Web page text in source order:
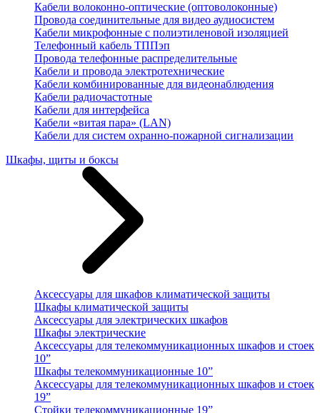
Кабели волоконно-оптические (оптоволоконные)
Провода соединительные для видео аудиосистем
Кабели микрофонные с полиэтиленовой изоляцией
Телефонный кабель ТППэп
Провода телефонные распределительные
Кабели и провода электротехнические
Кабели комбинированные для видеонаблюдения
Кабели радиочастотные
Кабели для интерфейса
Кабели «витая пара» (LAN)
Кабели для систем охранно-пожарной сигнализации
Шкафы, щиты и боксы
Аксессуары для шкафов климатической защиты
Шкафы климатической защиты
Аксессуары для электрических шкафов
Шкафы электрические
Аксессуары для телекоммуникационных шкафов и стоек
10”
Шкафы телекоммуникационные 10”
Аксессуары для телекоммуникационных шкафов и стоек
19”
Стойки телекоммуникационные 19”